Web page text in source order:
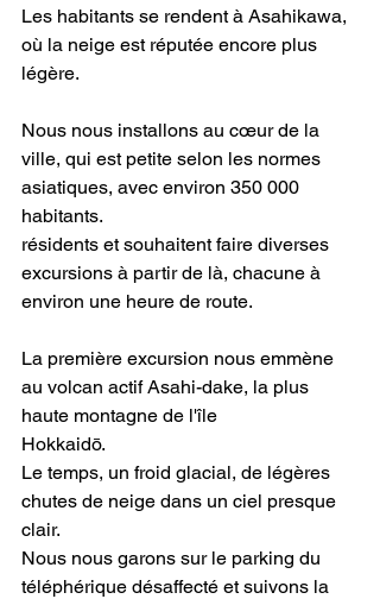
Les habitants se rendent à Asahikawa,
où la neige est réputée encore plus
légère.
Nous nous installons au cœur de la
ville, qui est petite selon les normes
asiatiques, avec environ 350 000
habitants.
résidents et souhaitent faire diverses
excursions à partir de là, chacune à
environ une heure de route.
La première excursion nous emmène
au volcan actif Asahi-dake, la plus
haute montagne de l'île
Hokkaidō.
Le temps, un froid glacial, de légères
chutes de neige dans un ciel presque
clair.
Nous nous garons sur le parking du
téléphérique désaffecté et suivons la